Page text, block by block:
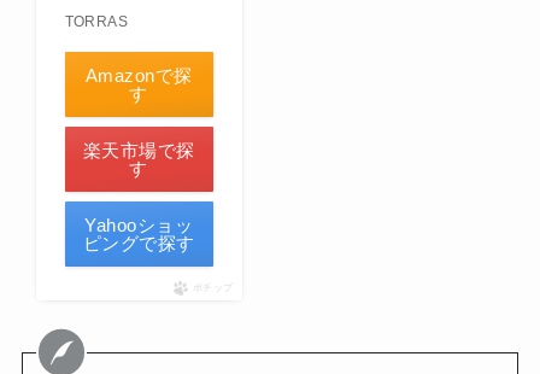
TORRAS
Amazonで探
す
楽天市場で探
す
Yahooショッ
ピングで探す
ポチップ